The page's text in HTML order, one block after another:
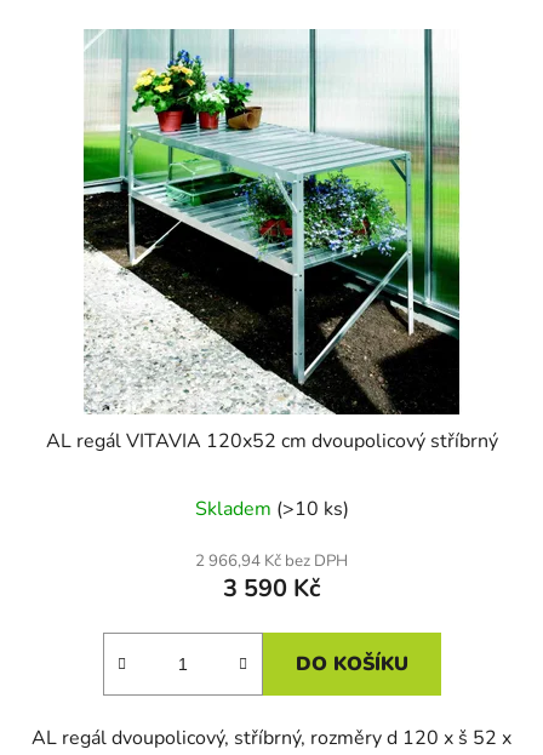
AL regál VITAVIA 120x52 cm dvoupolicový stříbrný
Skladem (>10 ks)
2 966,94 Kč bez DPH
3 590 Kč
DO KOŠÍKU
AL regál dvoupolicový, stříbrný, rozměry d 120 x š 52 x